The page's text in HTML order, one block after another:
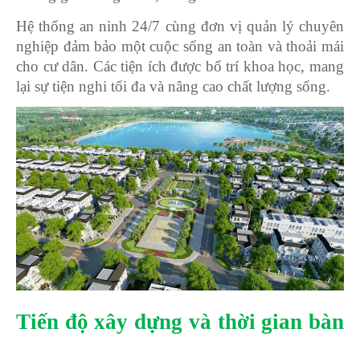
Hệ thống an ninh 24/7 cùng đơn vị quản lý chuyên
nghiệp đảm bảo một cuộc sống an toàn và thoải mái
cho cư dân. Các tiện ích được bố trí khoa học, mang
lại sự tiện nghi tối đa và nâng cao chất lượng sống.
Tiến độ xây dựng và thời gian bàn